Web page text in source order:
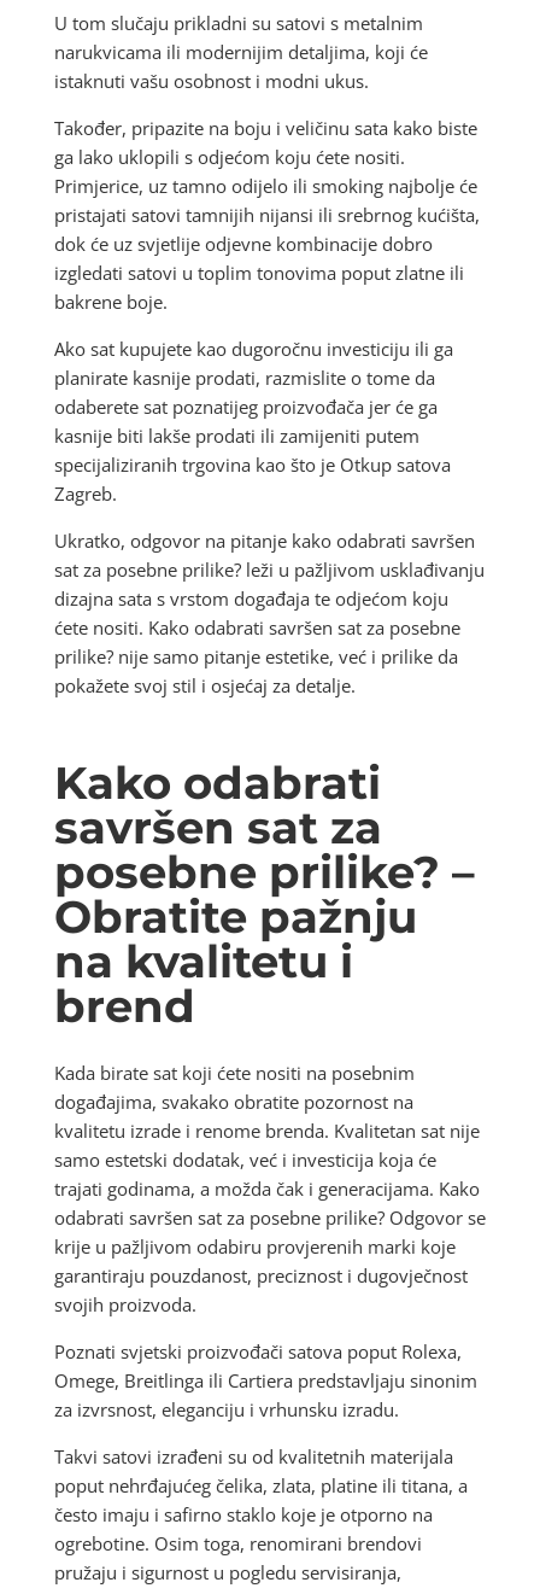
U tom slučaju prikladni su satovi s metalnim
narukvicama ili modernijim detaljima, koji će
istaknuti vašu osobnost i modni ukus.
Također, pripazite na boju i veličinu sata kako biste
ga lako uklopili s odjećom koju ćete nositi.
Primjerice, uz tamno odijelo ili smoking najbolje će
pristajati satovi tamnijih nijansi ili srebrnog kućišta,
dok će uz svjetlije odjevne kombinacije dobro
izgledati satovi u toplim tonovima poput zlatne ili
bakrene boje.
Ako sat kupujete kao dugoročnu investiciju ili ga
planirate kasnije prodati, razmislite o tome da
odaberete sat poznatijeg proizvođača jer će ga
kasnije biti lakše prodati ili zamijeniti putem
specijaliziranih trgovina kao što je Otkup satova
Zagreb.
Ukratko, odgovor na pitanje kako odabrati savršen
sat za posebne prilike? leži u pažljivom usklađivanju
dizajna sata s vrstom događaja te odjećom koju
ćete nositi. Kako odabrati savršen sat za posebne
prilike? nije samo pitanje estetike, već i prilike da
pokažete svoj stil i osjećaj za detalje.
Kako odabrati
savršen sat za
posebne prilike? –
Obratite pažnju
na kvalitetu i
brend
Kada birate sat koji ćete nositi na posebnim
događajima, svakako obratite pozornost na
kvalitetu izrade i renome brenda. Kvalitetan sat nije
samo estetski dodatak, već i investicija koja će
trajati godinama, a možda čak i generacijama. Kako
odabrati savršen sat za posebne prilike? Odgovor se
krije u pažljivom odabiru provjerenih marki koje
garantiraju pouzdanost, preciznost i dugovječnost
svojih proizvoda.
Poznati svjetski proizvođači satova poput Rolexa,
Omege, Breitlinga ili Cartiera predstavljaju sinonim
za izvrsnost, eleganciju i vrhunsku izradu.
Takvi satovi izrađeni su od kvalitetnih materijala
poput nehrđajućeg čelika, zlata, platine ili titana, a
često imaju i safirno staklo koje je otporno na
ogrebotine. Osim toga, renomirani brendovi
pružaju i sigurnost u pogledu servisiranja,